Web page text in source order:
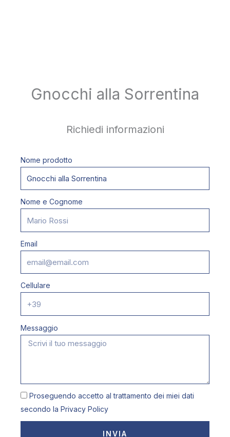
Gnocchi alla Sorrentina
Richiedi informazioni
Nome prodotto
Nome e Cognome
Email
Cellulare
Messaggio
Proseguendo accetto al trattamento dei miei dati
secondo la Privacy Policy
INVIA